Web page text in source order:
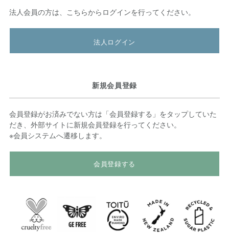
法人会員の方は、こちらからログインを行ってください。
法人ログイン
新規会員登録
会員登録がお済みでない方は「会員登録する」をタップしていた
だき、外部サイトに新規会員登録を行ってください。
※会員システムへ遷移します。
会員登録する